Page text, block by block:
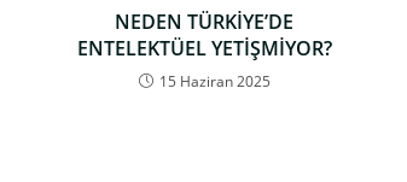
NEDEN TÜRKİYE’DE
ENTELEKTÜEL YETİŞMİYOR?
15 Haziran 2025